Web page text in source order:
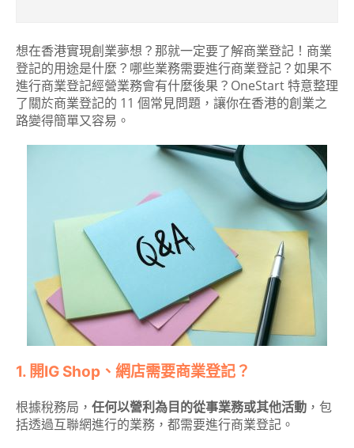
想在香港實現創業夢想？那就一定要了解商業登記！商業
登記的用途是什麼？哪些業務需要進行商業登記？如果不
進行商業登記經營業務會有什麼後果？OneStart 特意整理
了關於商業登記的 11 個常見問題，讓你在香港的創業之
路變得簡單又容易。
1. 開IG Shop、網店需要商業登記？
根據稅務局， 任何以營利為目的從事業務或其他活動 ，包
括透過互聯網進行的業務，都需要進行商業登記。